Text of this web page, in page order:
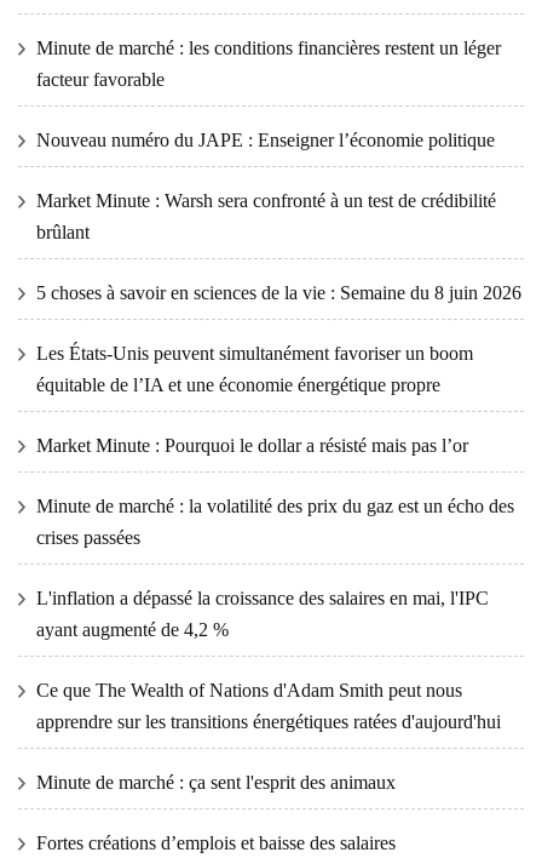
Minute de marché : les conditions financières restent un léger
facteur favorable
Nouveau numéro du JAPE : Enseigner l’économie politique
Market Minute : Warsh sera confronté à un test de crédibilité
brûlant
5 choses à savoir en sciences de la vie : Semaine du 8 juin 2026
Les États-Unis peuvent simultanément favoriser un boom
équitable de l’IA et une économie énergétique propre
Market Minute : Pourquoi le dollar a résisté mais pas l’or
Minute de marché : la volatilité des prix du gaz est un écho des
crises passées
L'inflation a dépassé la croissance des salaires en mai, l'IPC
ayant augmenté de 4,2 %
Ce que The Wealth of Nations d'Adam Smith peut nous
apprendre sur les transitions énergétiques ratées d'aujourd'hui
Minute de marché : ça sent l'esprit des animaux
Fortes créations d’emplois et baisse des salaires